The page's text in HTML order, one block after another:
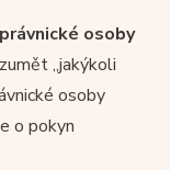
osoby
„jakýkoli
osoby
o pokyn